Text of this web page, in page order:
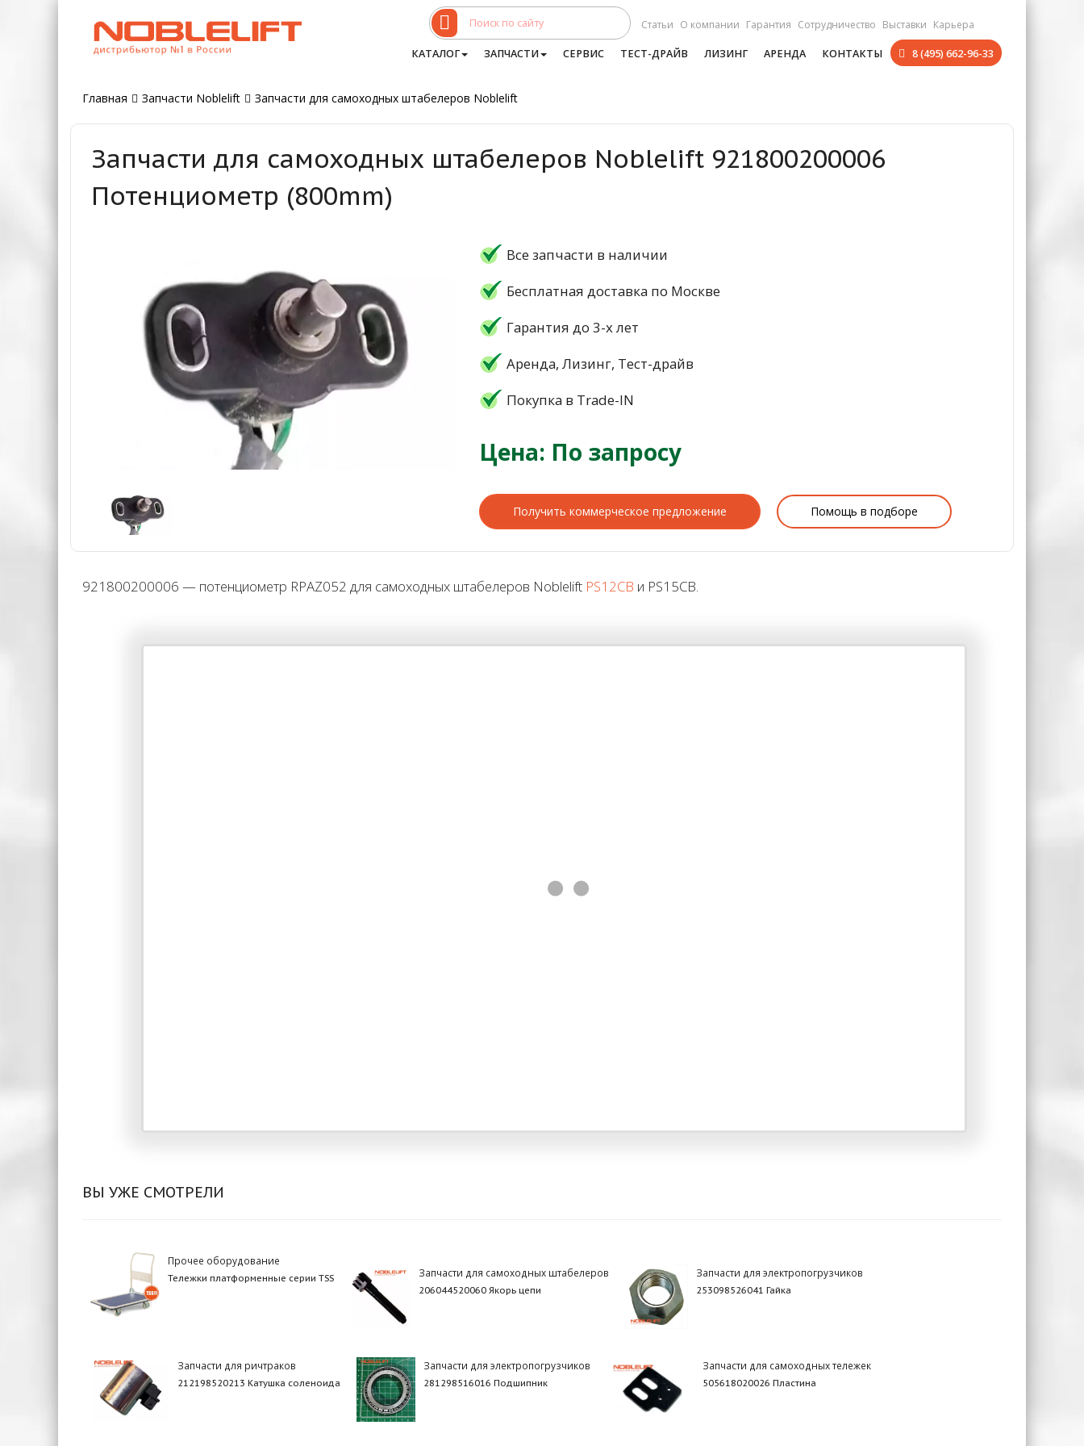
Статьи О компании Гарантия Сотрудничество Выставки Карьера
КАТАЛОГ ЗАПЧАСТИ СЕРВИС ТЕСТ-ДРАЙВ ЛИЗИНГ АРЕНДА КОНТАКТЫ 8 (495) 662-96-33
Главная Запчасти Noblelift Запчасти для самоходных штабелеров Noblelift
Запчасти для самоходных штабелеров Noblelift 921800200006
Потенциометр (800mm)
Все запчасти в наличии
Бесплатная доставка по Москве
Гарантия до 3-х лет
Аренда, Лизинг, Тест-драйв
Покупка в Trade-IN
Цена: По запросу
Получить коммерческое предложение Помощь в подборе
921800200006 — потенциометр RPAZ052 для самоходных штабелеров Noblelift PS12CB и PS15CB.
ВЫ УЖЕ СМОТРЕЛИ
Прочее оборудование
Тележки платформенные серии TSS Запчасти для самоходных штабелеров
206044520060 Якорь цепи
Запчасти для электропогрузчиков
253098526041 Гайка
Запчасти для ричтраков
212198520213 Катушка соленоида
Запчасти для электропогрузчиков
281298516016 Подшипник
Запчасти для самоходных тележек
505618020026 Пластина